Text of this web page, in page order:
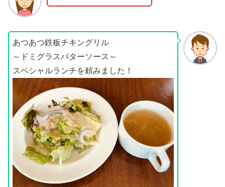
あつあつ鉄板チキングリル
～ドミグラスバターソース～
スペシャルランチを頼みました！